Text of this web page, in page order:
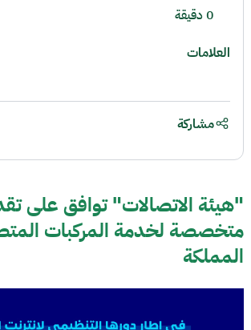
متخصصة لخدمة المركبات
المملكة
0 دقيقة
العلامات
مشاركة